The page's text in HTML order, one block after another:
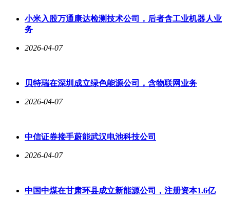
小米入股万通康达检测技术公司，后者含工业机器人业
务
2026-04-07
贝特瑞在深圳成立绿色能源公司，含物联网业务
2026-04-07
中信证券接手蔚能武汉电池科技公司
2026-04-07
中国中煤在甘肃环县成立新能源公司，注册资本1.6亿